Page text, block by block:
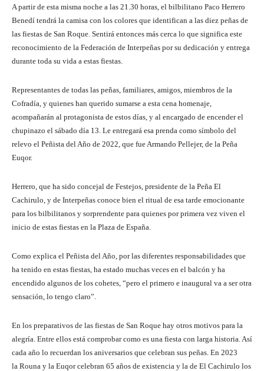
A partir de esta misma noche a las 21.30 horas, el bilbilitano Paco Herrero
Benedí tendrá la camisa con los colores que identifican a las diez peñas de
las fiestas de San Roque. Sentirá entonces más cerca lo que significa este
reconocimiento de la Federación de Interpeñas por su dedicación y entrega
durante toda su vida a estas fiestas.
Representantes de todas las peñas, familiares, amigos, miembros de la
Cofradía, y quienes han querido sumarse a esta cena homenaje,
acompañarán al protagonista de estos días, y al encargado de encender el
chupinazo el sábado día 13. Le entregará esa prenda como símbolo del
relevo el Peñista del Año de 2022, que fue Armando Pellejer, de la Peña
Euqor.
Herrero, que ha sido concejal de Festejos, presidente de la Peña El
Cachirulo, y de Interpeñas conoce bien el ritual de esa tarde emocionante
para los bilbilitanos y sorprendente para quienes por primera vez viven el
inicio de estas fiestas en la Plaza de España.
Como explica el Peñista del Año, por las diferentes responsabilidades que
ha tenido en estas fiestas, ha estado muchas veces en el balcón y ha
encendido algunos de los cohetes, “pero el primero e inaugural va a ser otra
sensación, lo tengo claro”.
En los preparativos de las fiestas de San Roque hay otros motivos para la
alegría. Entre ellos está comprobar como es una fiesta con larga historia. Así
cada año lo recuerdan los aniversarios que celebran sus peñas. En 2023
la Rouna y la Euqor celebran 65 años de existencia y la de El Cachirulo los